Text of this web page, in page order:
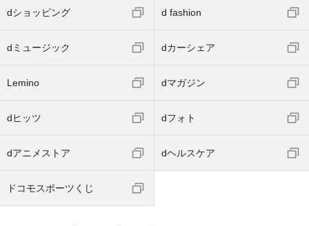
dショッピング d fashion
dミュージック dカーシェア
Lemino dマガジン
dヒッツ dフォト
dアニメストア dヘルスケア
ドコモスポーツくじ